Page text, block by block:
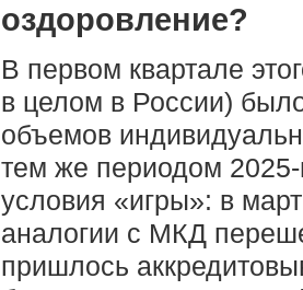
оздоровление?
В первом квартале
в целом в России)
объемов
тем же периодом
условия «игры»: в
аналогии с МКД
пришлось